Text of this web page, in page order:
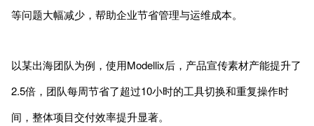
等问题大幅减少，帮助企业节省管理与运维成本。
以某出海团队为例，使用Modellix后，产品宣传素材产能提升了
2.5倍，团队每周节省了超过10小时的工具切换和重复操作时
间，整体项目交付效率提升显著。